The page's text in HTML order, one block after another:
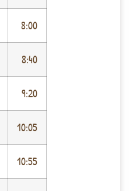
8:00
8:40
9:20
10:05
10:55